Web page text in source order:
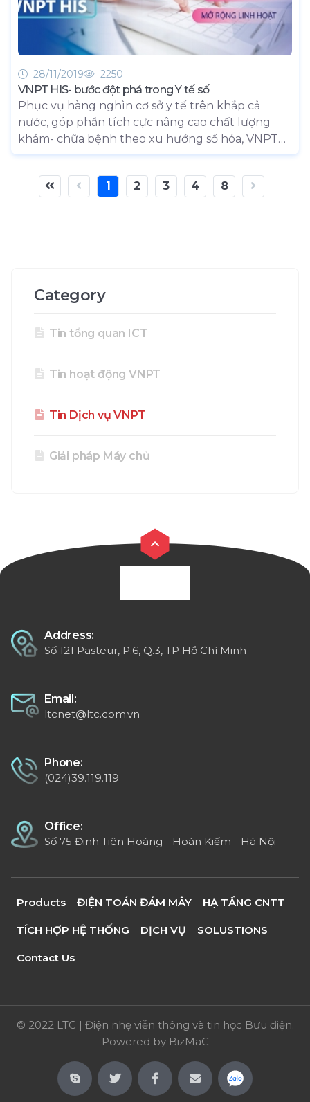
28/11/2019 2250
VNPT HIS- bước đột phá trong Y tế số
Phục vụ hàng nghìn cơ sở y tế trên khắp cả
nước, góp phần tích cực nâng cao chất lượng
khám- chữa bệnh theo xu hướng số hóa, VNPT
HIS, giải Đồng Stevie Awards 2019 ở hạng mục
sản phẩm CNTT tốt nhất đã và đang tiếp tục
hành trình thay đổi cách thức vận hành khám-
1 2 3 4 8
Category
Tin tổng quan ICT
Tin hoạt động VNPT
Tin Dịch vụ VNPT
Giải pháp Máy chủ
Address:
Số 121 Pasteur, P.6, Q.3, TP Hồ Chí Minh
Email:
ltcnet@ltc.com.vn
Phone:
(024)39.119.119
Office:
Số 75 Đinh Tiên Hoàng - Hoàn Kiếm - Hà Nội
Products ĐIỆN TOÁN ĐÁM MÂY HẠ TẦNG CNTT
TÍCH HỢP HỆ THỐNG DỊCH VỤ SOLUSTIONS
Contact Us
© 2022 LTC | Điện nhẹ viễn thông và tin học Bưu điện.
Powered by BizMaC